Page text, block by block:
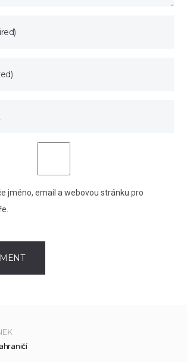
jméno, email a webovou stránku pro